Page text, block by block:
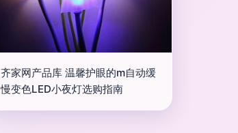
齐家网产品库 温馨护眼的m自动缓
慢变色LED小夜灯选购指南